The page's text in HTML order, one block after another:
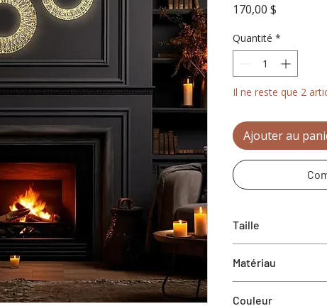
170,00 $
Quantité *
Il ne reste que 2
Ajouter au
Taille
23"D
Matériau
Métal
Couleur